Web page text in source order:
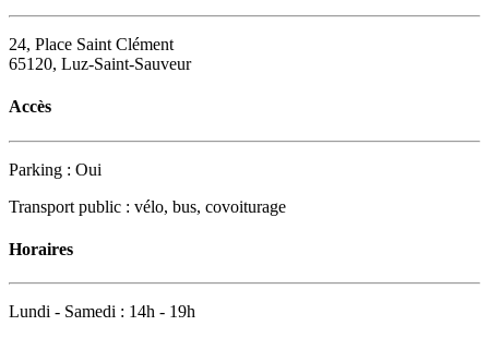
24, Place Saint Clément
65120, Luz-Saint-Sauveur
Accès
Parking : Oui
Transport public : vélo, bus, covoiturage
Horaires
Lundi - Samedi : 14h - 19h